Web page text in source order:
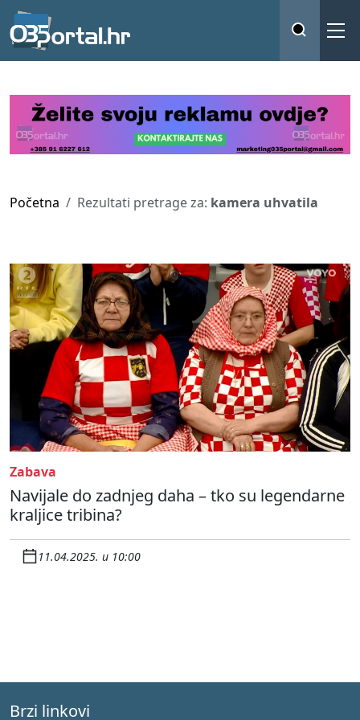
Početna Rezultati pretrage za: kamera uhvatila
Zabava
Navijale do zadnjeg daha – tko su legendarne
kraljice tribina?
11.04.2025. u 10:00
Brzi linkovi